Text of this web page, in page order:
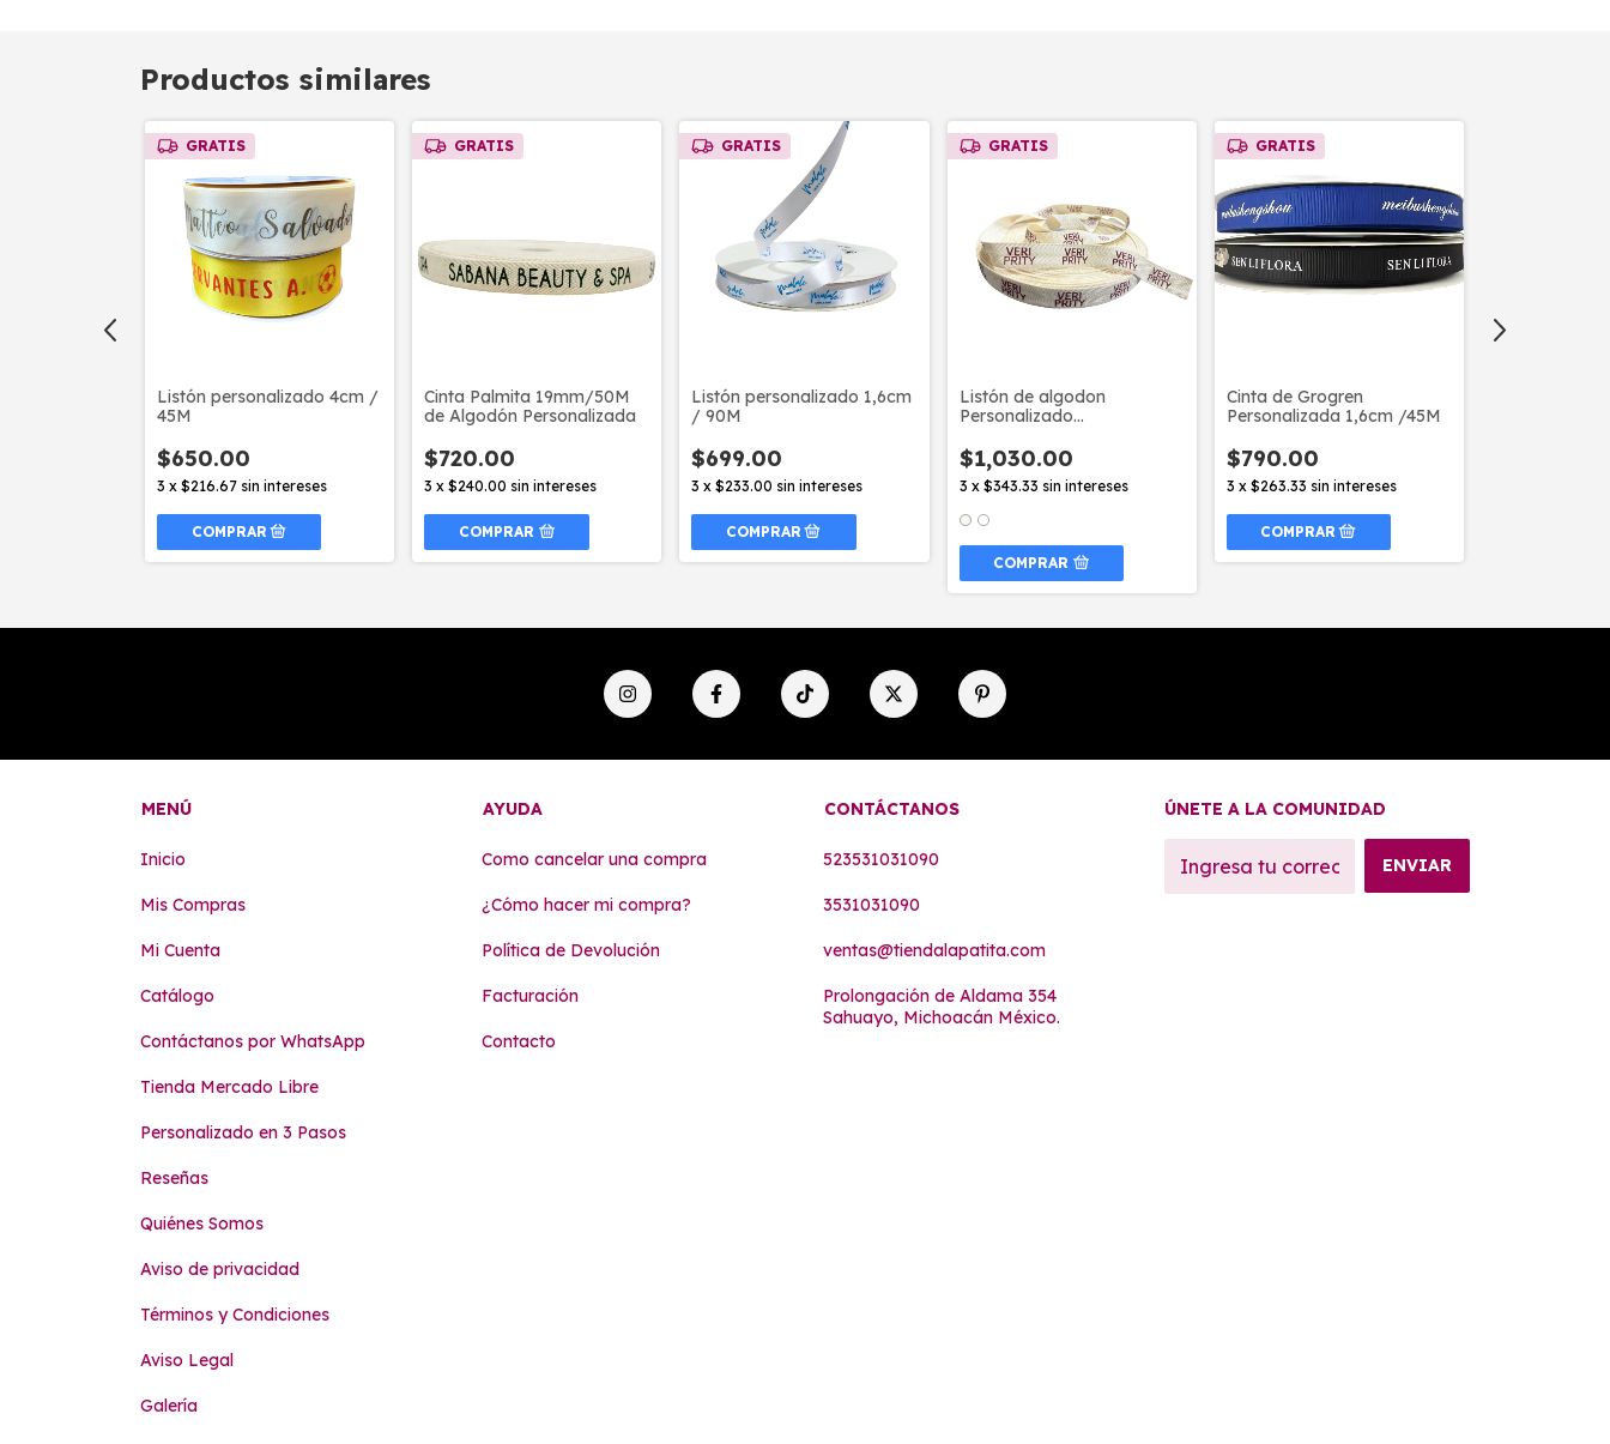
Productos similares
GRATIS
Listón personalizado 4cm /
45M
$650.00
3 x $216.67 sin intereses
GRATIS
Cinta Palmita 19mm/50M
de Algodón Personalizada
$720.00
3 x$240.00 sin intereses
COMPRAR
GRATIS
Listón personalizado 1,6cm
/ 90M
$699.00
3 x$233.00 sin intereses
GRATIS
Listón de algodon
Personalizado
$1,030.00
3 x $343.33 sin intereses
COMPRAR
GRATIS
Cinta de Grogren
Personalizada 1,6cm /45M
$790.00
3 x $263.33 sin intereses
MENÚ
Inicio
Mis Compras
Mi Cuenta
Catálogo
Contáctanos por WhatsApp
Tienda Mercado Libre
Personalizado en 3 Pasos
Reseñas
Quiénes Somos
Aviso de privacidad
Términos y Condiciones
Aviso Legal
Galería
AYUDA
Como cancelar una compra
¿Cómo hacer mi compra?
Política de Devolución
Facturación
Contacto
CONTÁCTANOS
523531031090
3531031090
ventas@tiendalapatita.com
Prolongación de Aldama 354
Sahuayo, Michoacán México.
ÚNETE A LA COMUNIDAD